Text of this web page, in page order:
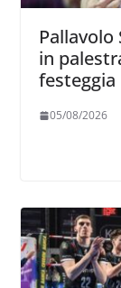
Pallavolo
in
festeggia
05/08/2026